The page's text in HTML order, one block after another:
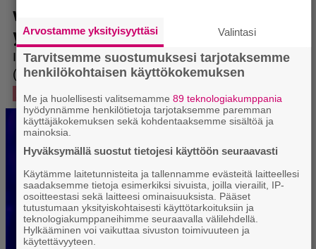
Arvostamme yksityisyyttäsi Valintasi
Tarvitsemme suostumuksesi tarjotaksemme
henkilökohtaisen käyttökokemuksen
Me ja huolellisesti valitsemamme89 teknologiakumppania
hyödynnämme henkilötietoja tarjotaksemme paremman
käyttäjäkokemuksen sekä kohdentaaksemme sisältöä ja
mainoksia.
Hyväksymällä suostut tietojesi käyttöön seuraavasti
Käytämme laitetunnisteita ja tallennamme evästeitä laitteellesi
saadaksemme tietoja esimerkiksi sivuista, joilla vierailit, IP-
osoitteestasi sekä laitteesi ominaisuuksista. Pääset
tutustumaan yksityiskohtaisesti käyttötarkoituksiin ja
teknologiakumppaneihimme seuraavalla välilehdellä.
Hylkääminen voi vaikuttaa sivuston toimivuuteen ja
käytettävyyteen.